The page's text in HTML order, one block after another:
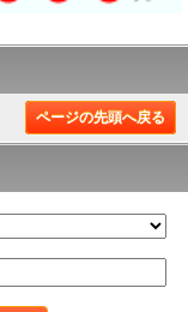
ページの先頭へ戻る